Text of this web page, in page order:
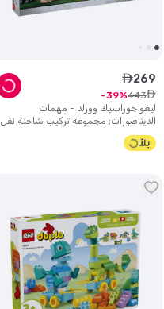
ليغو جوراسيك وورلد - مهمات
الديناصورات: مجموعة تركيب شاحنة نقل
الألوصور - 588 قطعة
ê269
ê
443
39